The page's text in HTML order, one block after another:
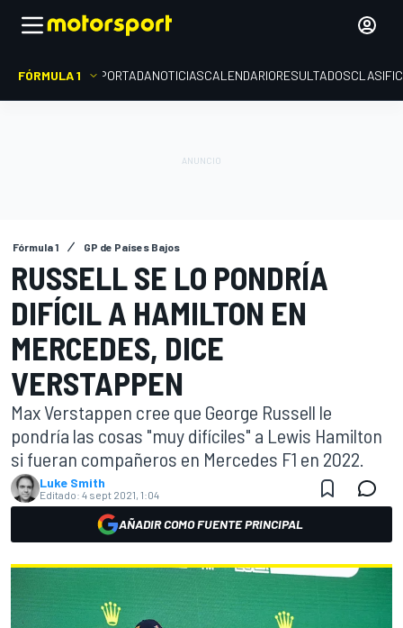
FÓRMULA 1 PORTADANOTICIASCALENDARIORESULTADOS
Fórmula 1 GP de Países Bajos
RUSSELL SE LO PONDRÍA
DIFÍCIL A HAMILTON EN
MERCEDES, DICE
VERSTAPPEN
Max Verstappen cree que George Russell le
pondría las cosas "muy difíciles" a Lewis Hamilton
si fueran compañeros en Mercedes F1 en 2022.
Luke Smith
Editado: 4 sept 2021, 1:04
AÑADIR COMO FUENTE PRINCIPAL